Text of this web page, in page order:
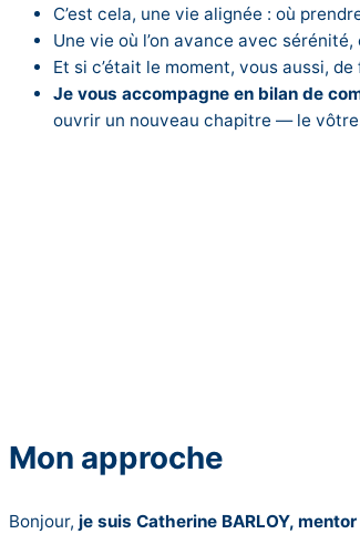
C’est cela, une vie alignée : où
Une vie où l’on avance avec
Et si c’était le moment, vous aussi,
Je vous accompagne en bilan de
ouvrir un nouveau chapitre — le
Mon approche
Bonjour, je suis Catherine BARLOY,